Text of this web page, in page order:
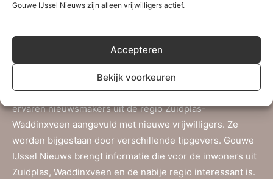
Gouwe IJssel Nieuws zijn alleen vrijwilligers actief.
Accepteren
Bekijk voorkeuren
Gouwe IJssel Nieuws is een initiatief van een aantal
ervaren nieuwsmakers uit de regio Zuidplas-
Waddinxveen aangevuld met nieuwe vrijwilligers. Ze
worden bijgestaan door verschillende tipgevers. Gouwe
IJssel Nieuws brengt informatie die voor de inwoners uit
Zuidplas, Waddinxveen en de nabije regio interessant is.